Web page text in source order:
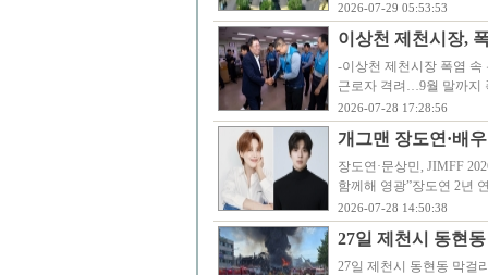
2026-07-29 05:53:53
이상천 제천시장,
-이상천 제천시장 폭염
근로자 격려…9월 말까지
2026-07-28 17:28:56
개그맨 장도연·배
장도연·문상민, JIMFF
함께해 영광”장도연 2년
2026-07-28 14:50:38
27일 제천시 동현
27일 제천시 동현동 막걸